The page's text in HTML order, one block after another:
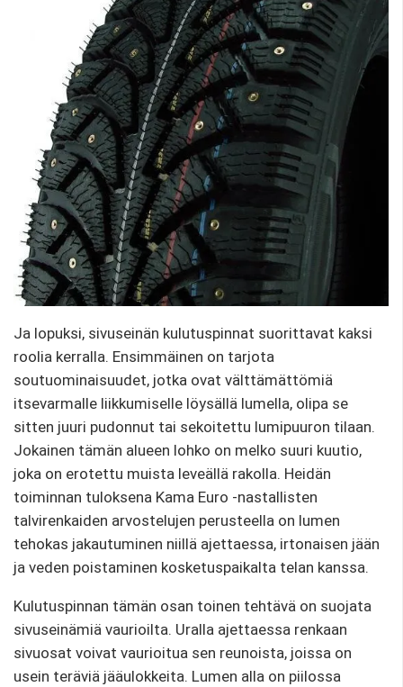
Ja lopuksi, sivuseinän kulutuspinnat suorittavat kaksi
roolia kerralla. Ensimmäinen on tarjota
soutuominaisuudet, jotka ovat välttämättömiä
itsevarmalle liikkumiselle löysällä lumella, olipa se
sitten juuri pudonnut tai sekoitettu lumipuuron tilaan.
Jokainen tämän alueen lohko on melko suuri kuutio,
joka on erotettu muista leveällä rakolla. Heidän
toiminnan tuloksena Kama Euro -nastallisten
talvirenkaiden arvostelujen perusteella on lumen
tehokas jakautuminen niillä ajettaessa, irtonaisen jään
ja veden poistaminen kosketuspaikalta telan kanssa.
Kulutuspinnan tämän osan toinen tehtävä on suojata
sivuseinämiä vaurioilta. Uralla ajettaessa renkaan
sivuosat voivat vaurioitua sen reunoista, joissa on
usein teräviä jääulokkeita. Lumen alla on piilossa